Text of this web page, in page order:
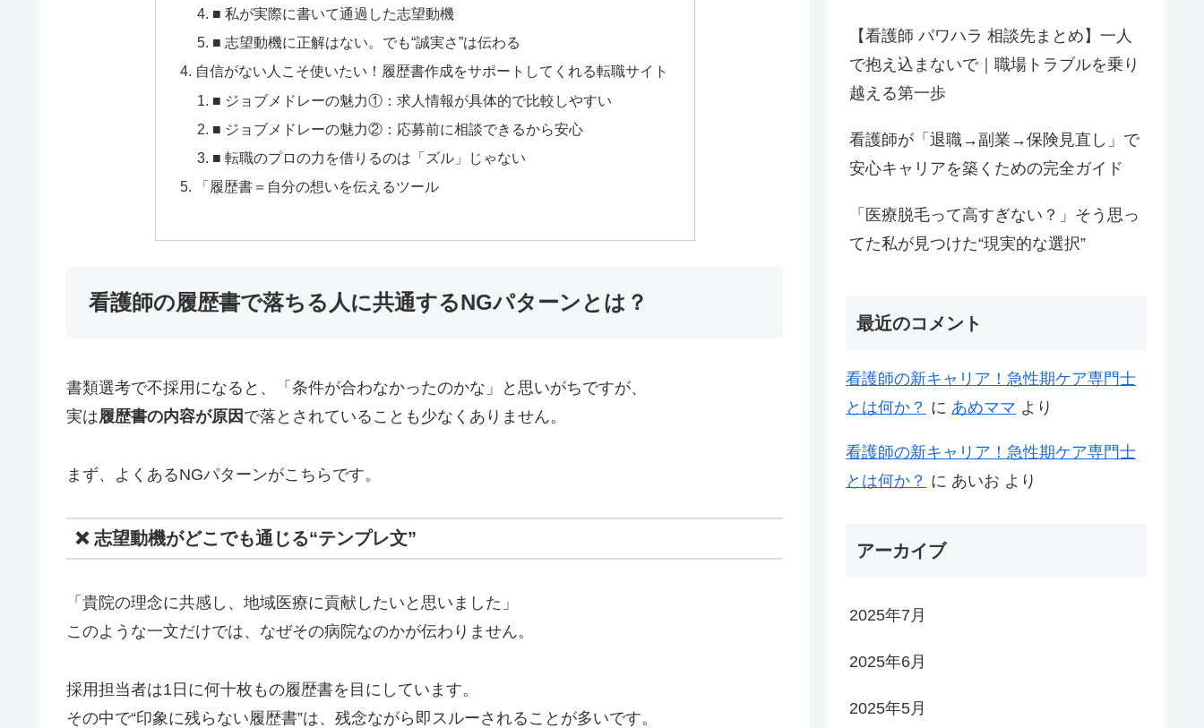
■ 私が実際に書いて通過した志望動機
■ 志望動機に正解はない。でも“誠実さ”は伝わる
自信がない人こそ使いたい！履歴書作成をサポートしてくれる転職サイト
■ ジョブメドレーの魅力①：求人情報が具体的で比較しやすい
■ ジョブメドレーの魅力②：応募前に相談できるから安心
■ 転職のプロの力を借りるのは「ズル」じゃない
「履歴書＝自分の想いを伝えるツール
看護師の履歴書で落ちる人に共通するNGパターンとは？
書類選考で不採用になると、「条件が合わなかったのかな」と思いがちですが、
実は履歴書の内容が原因 で落とされていることも少なくありません。
まず、よくあるNGパターンがこちらです。
❌ 志望動機がどこでも通じる“テンプレ文”
「貴院の理念に共感し、地域医療に貢献したいと思いました」
このような一文だけでは、なぜその病院なのかが伝わりません。
採用担当者は1日に何十枚もの履歴書を目にしています。
その中で“印象に残らない履歴書”は、残念ながら即スルーされることが多いです。
【看護師 パワハラ 相談先まとめ】一人
で抱え込まないで｜職場トラブルを乗り
越える第一歩
看護師が「退職→副業→保険見直し」で
安心キャリアを築くための完全ガイド
「医療脱毛って高すぎない？」そう思っ
てた私が見つけた“現実的な選択”
最近のコメント
看護師の新キャリア！急性期ケア専門士
とは何か？ に あめママ より
看護師の新キャリア！急性期ケア専門士
とは何か？ に あいお より
アーカイブ
2025年7月
2025年6月
2025年5月